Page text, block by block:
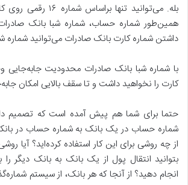
بله. می‌توانید تنها
همین‌طور شماره‌ حساب، شماره شبا بانک صادرات
داشتن شماره کارت بانک صادرات می‌توانید شماره
با شماره شبا بانک صادرات محدودیت‌
کارت را نخواهید داشت و تا سقف بالایی امکان
حتما برای شما هم پیش آمده است که تصمیم
شماره حساب در یک بانک به شماره حساب در
از چه روشی برای این کار استفاده کرده‌اید؟ آیا
بتوانید انتقال پول از یک بانک به بانک دیگر
انجام دهید؟ از آنجا که هر بانک، از سیستم